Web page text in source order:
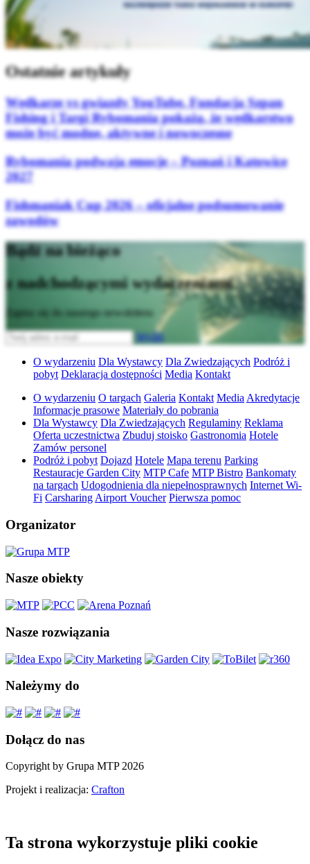
Ostatnie artykuły
Wędkarze vs gwiazdy YouTube. Fundacja Szpan
Fishing i Targi Rybomania pokażą, że wędkarstwo
może być modne, aktywne i nowoczesne
Rybomania podwaja emocje – Poznań i Katowice
2027
Fishmaniak Cup 2026 – oficjalne podsumowanie
zawodów
Bądź na bieżąco
z nadchodzącymi wydarzeniami
Zapisz się do naszego newslettera
Wyślij
O wydarzeniu Dla Wystawcy Dla Zwiedzających Podróż i
pobyt Deklaracja dostępności Media Kontakt
O wydarzeniu O targach Galeria Kontakt Media Akredytacje
Informacje prasowe Materiały do pobrania
Dla Wystawcy Dla Zwiedzających Regulaminy Reklama
Oferta uczestnictwa Zbuduj stoisko Gastronomia Hotele
Zamów personel
Podróż i pobyt Dojazd Hotele Mapa terenu Parking
Restauracje Garden City MTP Cafe MTP Bistro Bankomaty
na targach Udogodnienia dla niepełnosprawnych Internet Wi-
Fi Carsharing Airport Voucher Pierwsza pomoc
Organizator
Nasze obiekty
Nasze rozwiązania
Należymy do
Dołącz do nas
Copyright by Grupa MTP 2026
Projekt i realizacja: Crafton
Ta strona wykorzystuje pliki cookie